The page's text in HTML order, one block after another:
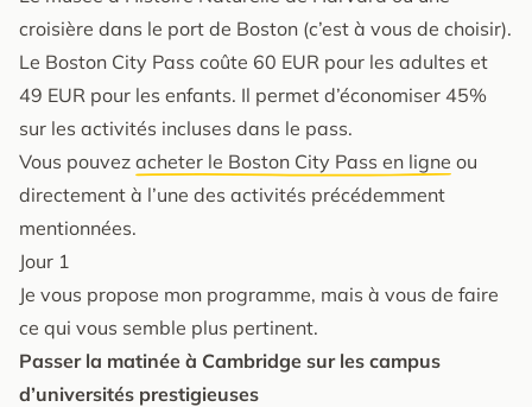
croisière dans le port de Boston (c’est à vous de choisir).
Le Boston City Pass coûte 60 EUR pour les adultes et
49 EUR pour les enfants. Il permet d’économiser 45%
sur les activités incluses dans le pass.
Vous pouvez acheter le Boston City Pass en ligne ou
directement à l’une des activités précédemment
mentionnées.
Jour 1
Je vous propose mon programme, mais à vous de faire
ce qui vous semble plus pertinent.
Passer la matinée à Cambridge sur les campus
d’universités prestigieuses